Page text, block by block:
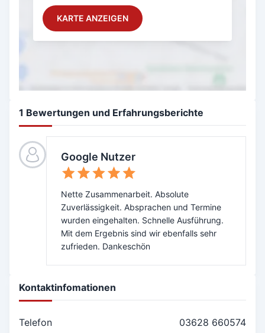
KARTE ANZEIGEN
1 Bewertungen und Erfahrungsberichte
Google Nutzer
Nette Zusammenarbeit. Absolute
Zuverlässigkeit. Absprachen und Termine
wurden eingehalten. Schnelle Ausführung.
Mit dem Ergebnis sind wir ebenfalls sehr
zufrieden. Dankeschön
Kontaktinfomationen
Telefon 03628 660574